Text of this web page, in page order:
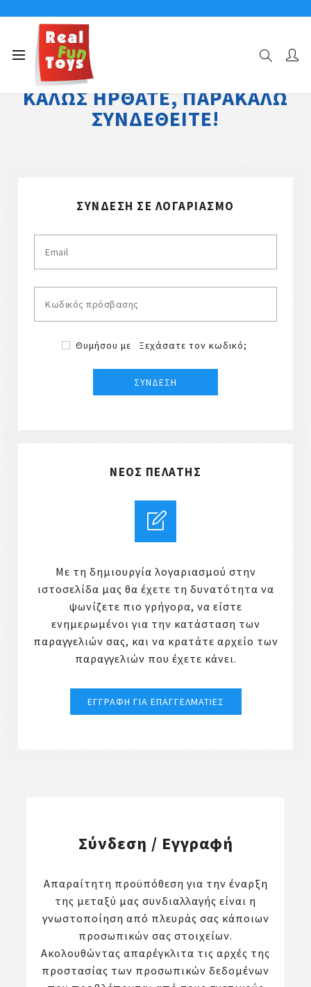
ΚΑΛΏΣ ΉΡΘΑΤΕ, ΠΑΡΑΚΑΛΏ
ΣΥΝΔΕΘΕΊΤΕ!
ΣΎΝΔΕΣΗ ΣΕ ΛΟΓΑΡΙΑΣΜΌ
Θυμήσου με Ξεχάσατε τον κωδικό;
ΝΈΟΣ ΠΕΛΆΤΗΣ
Με τη δημιουργία λογαριασμού στην
ιστοσελίδα μας θα έχετε τη δυνατότητα να
ψωνίζετε πιο γρήγορα, να είστε
ενημερωμένοι για την κατάσταση των
παραγγελιών σας, και να κρατάτε αρχείο των
παραγγελιών που έχετε κάνει.
Σύνδεση / Εγγραφή
Απαραίτητη προϋπόθεση για την έναρξη
της μεταξύ μας συνδιαλλαγής είναι η
γνωστοποίηση από πλευράς σας κάποιων
προσωπικών σας στοιχείων.
Ακολουθώντας απαρέγκλιτα τις αρχές της
προστασίας των προσωπικών δεδομένων